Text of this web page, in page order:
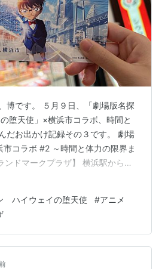
博です。 ５月９日、「劇場版名探
堕天使」×横浜市コラボ、時間と
だお出かけ記録その３です。 劇場
コラボ #2 ～時間と体力の限界ま
ンドマークプラザ】 横浜駅からみ
ランドマークプラザへ移動しまし
ナルステッカー集めがスタートで
購入すると、ステッカー１枚いた
ですね。我が家では、それぞれコ
まして（笑）。推しキャラのステ
ぞれ自腹、とい…
ハイウェイの堕天使 #アニメ